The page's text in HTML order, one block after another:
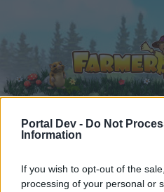
Portal Dev - Do Not
Information
If you wish to opt-out of the
processing of your personal or
Letzte Beiträge